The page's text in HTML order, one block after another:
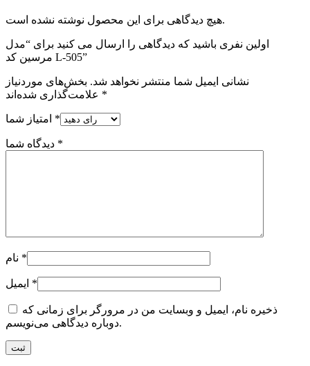
هیچ دیدگاهی برای این محصول نوشته نشده است.
اولین نفری باشید که دیدگاهی را ارسال می کنید برای “مدل
مرسین کد L-505”
نشانی ایمیل شما منتشر نخواهد شد. بخش‌های موردنیاز
*
*
*
*
*
ذخیره نام، ایمیل و وبسایت من در مرورگر برای زمانی که
دوباره دیدگاهی می‌نویسم.